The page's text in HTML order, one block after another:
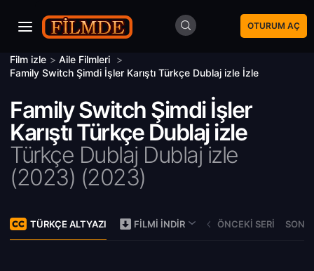
OTURUM AÇ
Film izle > Aile Filmleri >
Family Switch Şimdi İşler Karıştı Türkçe Dublaj izle İzle
Family Switch Şimdi İşler
Karıştı Türkçe Dublaj izle
Türkçe Dublaj Dublaj izle
(2023) (2023)
TÜRKÇE ALTYAZI FILMI İNDIR ÖNCEKI SERI